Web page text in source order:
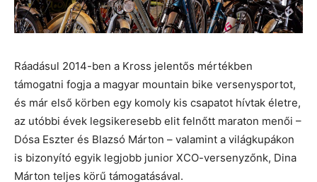
Ráadásul 2014-ben a Kross jelentős mértékben
támogatni fogja a magyar mountain bike versenysportot,
és már első körben egy komoly kis csapatot hívtak életre,
az utóbbi évek legsikeresebb elit felnőtt maraton menői –
Dósa Eszter és Blazsó Márton – valamint a világkupákon
is bizonyító egyik legjobb junior XCO-versenyzőnk, Dina
Márton teljes körű támogatásával.